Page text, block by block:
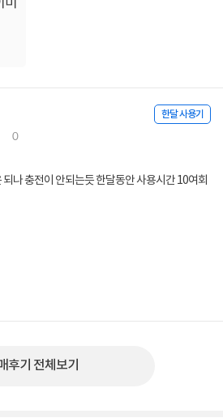
한달 사용기
0
나 충전이 안되는듯 한달동안 사용시간 10여회
후기 전체보기